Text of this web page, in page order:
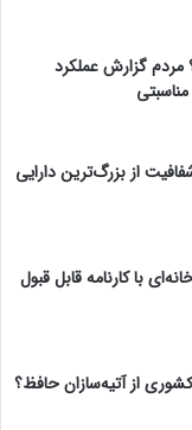
مردم گزارش عملکرد
از بزرگ‌ترین دارایی
با کارنامه قابل قبول
از آتیه‌سازان حافظ؟